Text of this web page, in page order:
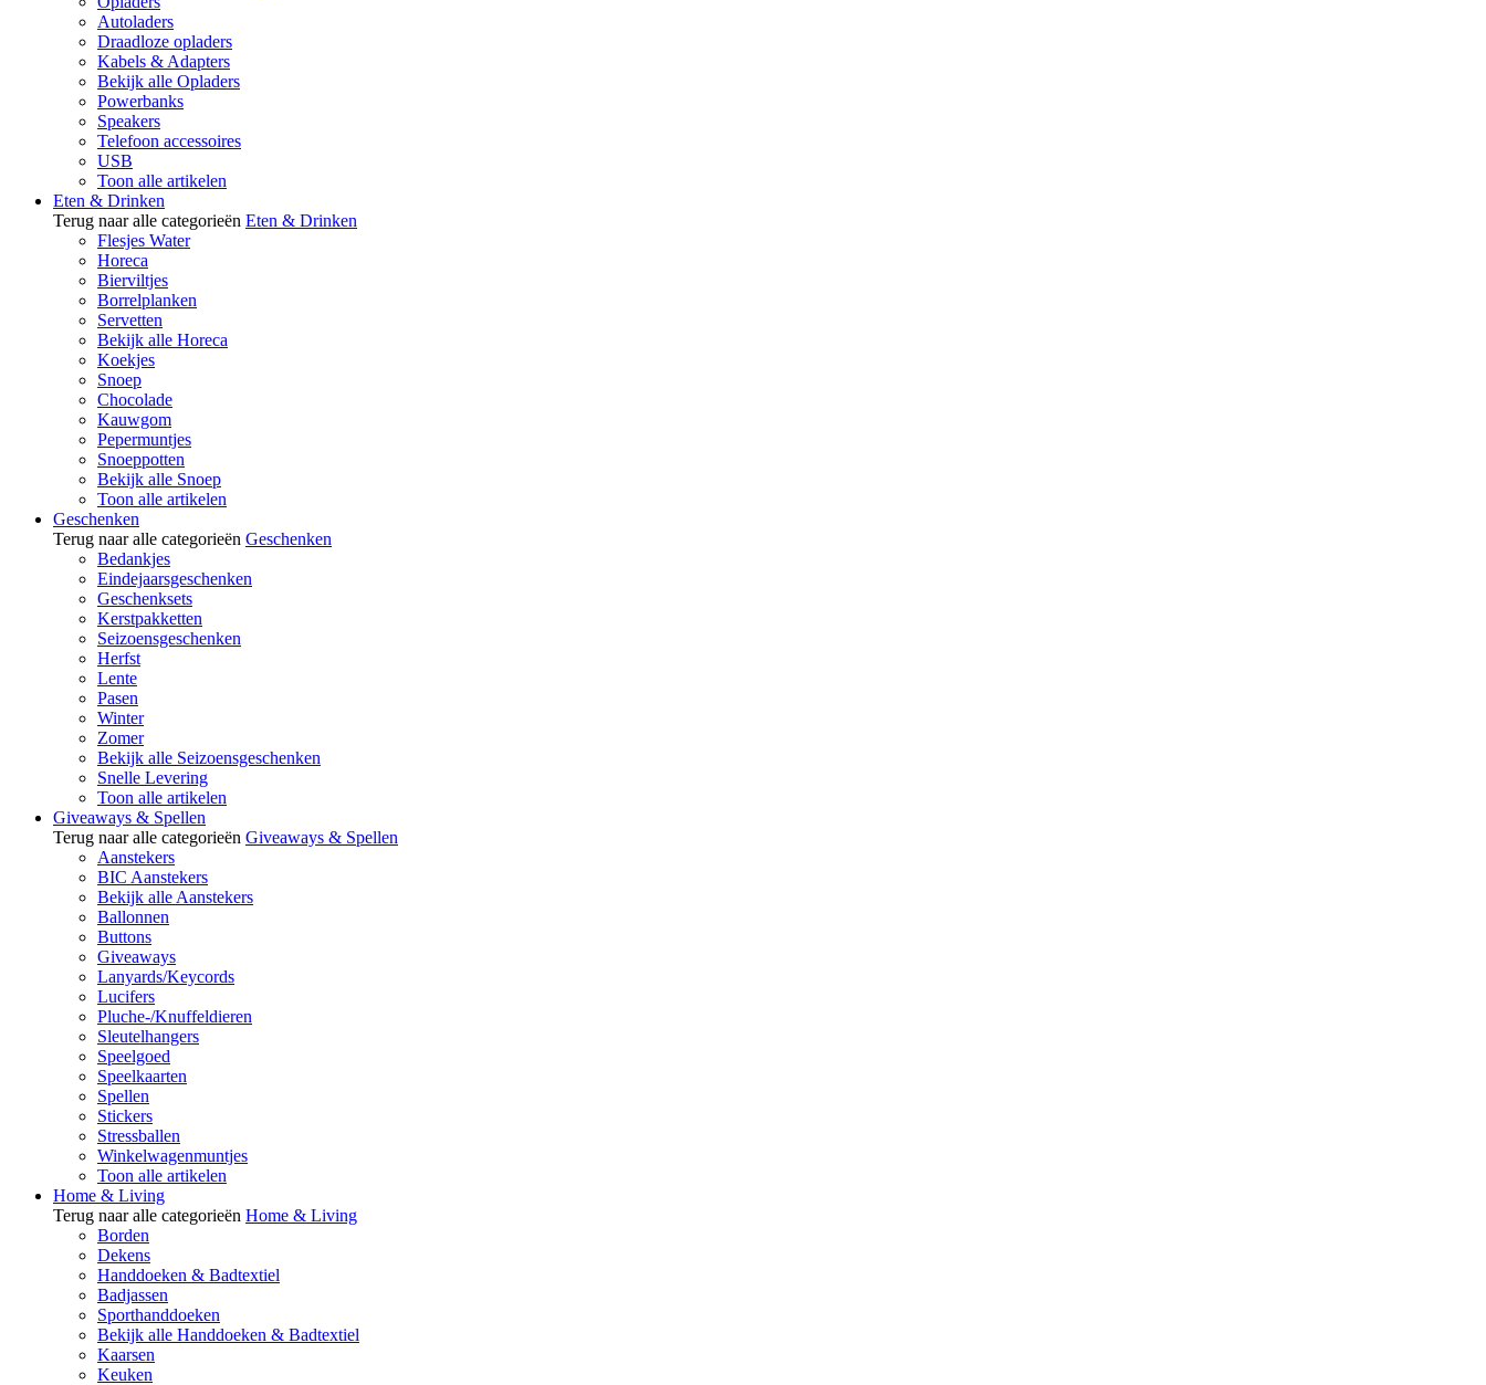
Autoladers
Draadloze opladers
Kabels & Adapters
Bekijk alle Opladers
Powerbanks
Speakers
Telefoon accessoires
USB
Toon alle artikelen
Eten & Drinken
Terug naar alle categorieën Eten & Drinken
Flesjes Water
Horeca
Bierviltjes
Borrelplanken
Servetten
Bekijk alle Horeca
Koekjes
Snoep
Chocolade
Kauwgom
Pepermuntjes
Snoeppotten
Bekijk alle Snoep
Toon alle artikelen
Geschenken
Terug naar alle categorieën Geschenken
Bedankjes
Eindejaarsgeschenken
Geschenksets
Kerstpakketten
Seizoensgeschenken
Herfst
Lente
Pasen
Winter
Zomer
Bekijk alle Seizoensgeschenken
Snelle Levering
Toon alle artikelen
Giveaways & Spellen
Terug naar alle categorieën Giveaways & Spellen
Aanstekers
BIC Aanstekers
Bekijk alle Aanstekers
Ballonnen
Buttons
Giveaways
Lanyards/Keycords
Lucifers
Pluche-/Knuffeldieren
Sleutelhangers
Speelgoed
Speelkaarten
Spellen
Stickers
Stressballen
Winkelwagenmuntjes
Toon alle artikelen
Home & Living
Terug naar alle categorieën Home & Living
Borden
Dekens
Handdoeken & Badtextiel
Badjassen
Sporthanddoeken
Bekijk alle Handdoeken & Badtextiel
Kaarsen
Keuken